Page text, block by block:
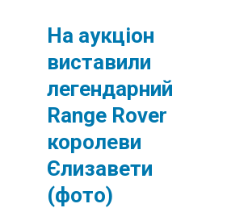
На аукціон
виставили
легендарний
Range Rover
королеви
Єлизавети
(фото)